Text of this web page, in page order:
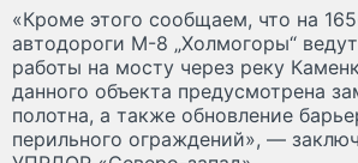
«Кроме этого сообщаем, что на
автодороги М-8 „Холмогоры“
работы на мосту через реку
данного объекта предусмотрена
полотна, а также обновление
перильного ограждений», —